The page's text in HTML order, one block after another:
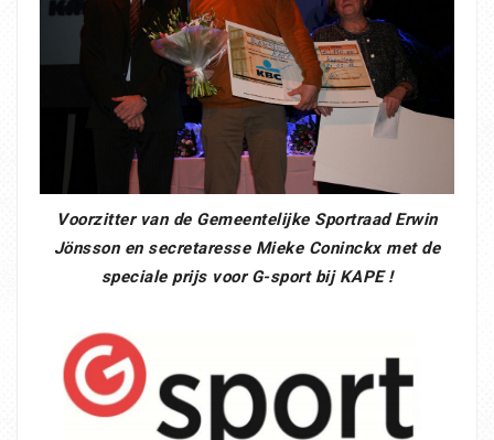
Voorzitter van de Gemeentelijke Sportraad Erwin
Jönsson en secretaresse Mieke Coninckx met de
speciale prijs voor G-sport bij KAPE !